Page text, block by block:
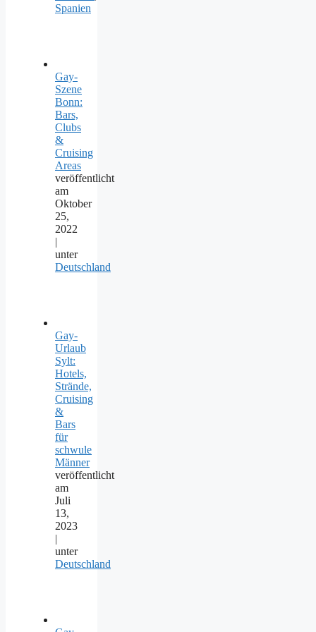
Spanien
Gay-
Szene
Bonn:
Bars,
Clubs
&
Cruising
Areas
veröffentlicht
am
Oktober
25,
2022
|
unter
Deutschland
Gay-
Urlaub
Sylt:
Hotels,
Strände,
Cruising
&
Bars
für
schwule
Männer
veröffentlicht
am
Juli
13,
2023
|
unter
Deutschland